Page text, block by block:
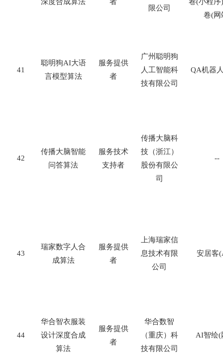
限公司
卷(网
41
聪明狗AI大语
言模型算法
服务提供
者
广州聪明狗
人工智能科
技有限公司
QA机器
42
传播大脑智能
问答算法
服务技术
支持者
传播大脑科
技（浙江）
股份有限公
司
--
43
瑞家数字人合
成算法
服务提供
者
上海瑞家信
息技术有限
公司
安居客
44
华合智衣服装
设计深度合成
算法
服务提供
者
华合数智
（重庆）科
技有限公司
AI智绘(